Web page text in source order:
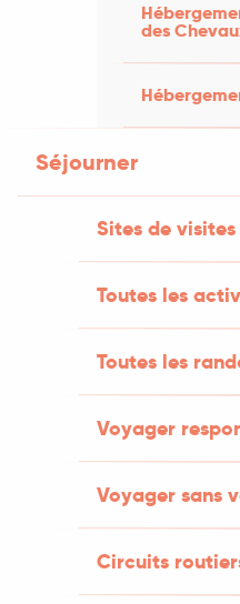
des
Séjourner
Sites de visites
Toutes les
Toutes les
Voyager
Voyager sans
Circuits
erreur
OFFICE DE
mensuelle